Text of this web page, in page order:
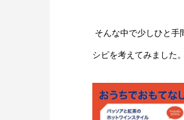
そんな中で少しひと手
シピを考えてみました。